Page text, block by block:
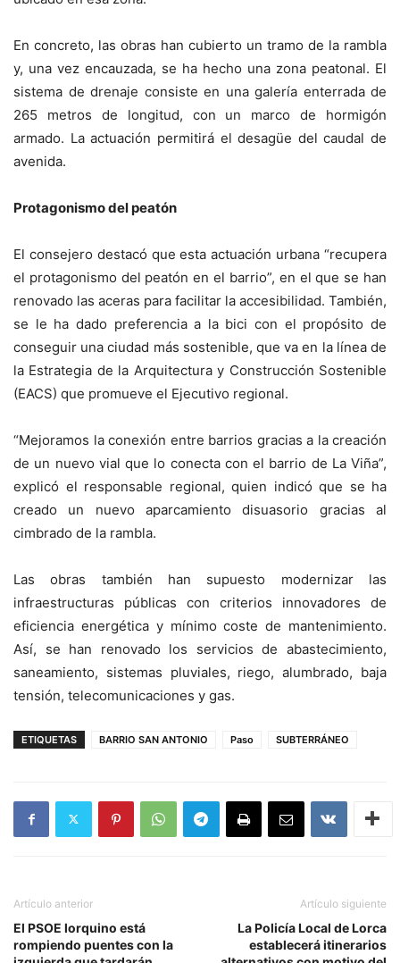
En concreto, las obras han cubierto un tramo de la rambla
y, una vez encauzada, se ha hecho una zona peatonal. El
sistema de drenaje consiste en una galería enterrada de
265 metros de longitud, con un marco de hormigón
armado. La actuación permitirá el desagüe del caudal de
avenida.
Protagonismo del peatón
El consejero destacó que esta actuación urbana “recupera
el protagonismo del peatón en el barrio”, en el que se han
renovado las aceras para facilitar la accesibilidad. También,
se le ha dado preferencia a la bici con el propósito de
conseguir una ciudad más sostenible, que va en la línea de
la Estrategia de la Arquitectura y Construcción Sostenible
(EACS) que promueve el Ejecutivo regional.
“Mejoramos la conexión entre barrios gracias a la creación
de un nuevo vial que lo conecta con el barrio de La Viña”,
explicó el responsable regional, quien indicó que se ha
creado un nuevo aparcamiento disuasorio gracias al
cimbrado de la rambla.
Las obras también han supuesto modernizar las
infraestructuras públicas con criterios innovadores de
eficiencia energética y mínimo coste de mantenimiento.
Así, se han renovado los servicios de abastecimiento,
saneamiento, sistemas pluviales, riego, alumbrado, baja
tensión, telecomunicaciones y gas.
ETIQUETAS BARRIO SAN ANTONIO Paso SUBTERRÁNEO
Artículo anterior
El PSOE lorquino está
rompiendo puentes con la
Artículo siguiente
La Policía Local de Lorca
establecerá itinerarios